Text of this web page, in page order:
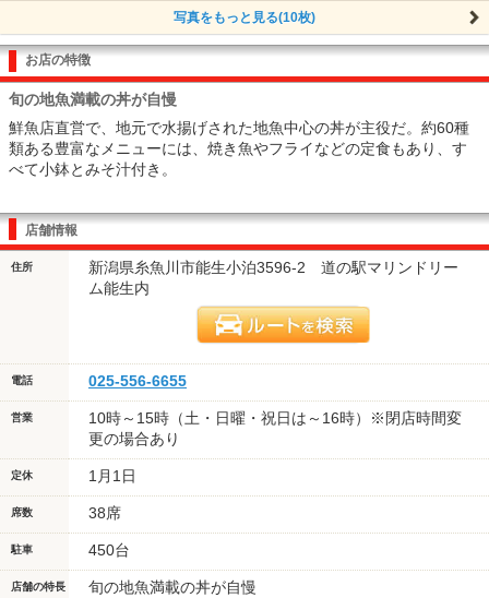
写真をもっと見る(10枚)
お店の特徴
旬の地魚満載の丼が自慢
鮮魚店直営で、地元で水揚げされた地魚中心の丼が主役だ。約60種
類ある豊富なメニューには、焼き魚やフライなどの定食もあり、す
べて小鉢とみそ汁付き。
店舗情報
住所
新潟県糸魚川市能生小泊3596-2 道の駅マリンドリー
ム能生内
電話 025-556-6655
営業
10時～15時（土・日曜・祝日は～16時）※閉店時間変
更の場合あり
定休 1月1日
席数 38席
駐車 450台
店舗の特長 旬の地魚満載の丼が自慢